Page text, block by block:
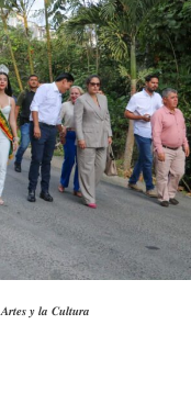
𝒚 𝒍𝒂 𝑪𝒖𝒍𝒕𝒖𝒓𝒂